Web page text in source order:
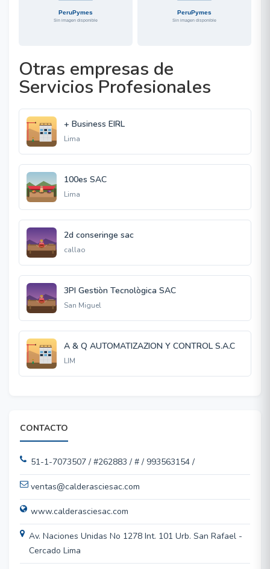
Otras empresas de
Servicios Profesionales
+ Business EIRL
Lima
100es SAC
Lima
2d conseringe sac
callao
3PI Gestiòn Tecnològica SAC
San Miguel
A & Q AUTOMATIZAZION Y CONTROL S.A.C
LIM
CONTACTO
51-1-7073507 / #262883 / # / 993563154 /
ventas@calderasciesac.com
www.calderasciesac.com
Av. Naciones Unidas No 1278 Int. 101 Urb. San Rafael -
Cercado Lima